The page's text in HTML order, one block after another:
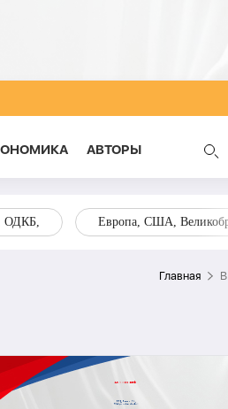
AВТОРЫ
ОДКБ, Европа, США,
Главная